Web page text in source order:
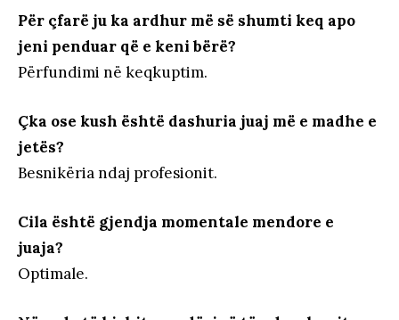
Për çfarë ju ka ardhur më së shumti keq apo
jeni penduar që e keni bërë?
Përfundimi në keqkuptim.
Çka ose kush është dashuria juaj më e madhe e
jetës?
Besnikëria ndaj profesionit.
Cila është gjendja momentale mendore e
juaja?
Optimale.